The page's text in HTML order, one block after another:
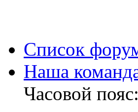
Список
Наша
Часовой